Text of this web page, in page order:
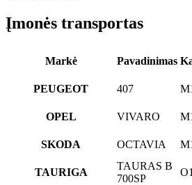
Įmonės transportas
Markė Pavadinimas
PEUGEOT 407
OPEL VIVARO
SKODA OCTAVIA
TAURIGA
TAURAS B
700SP
O1